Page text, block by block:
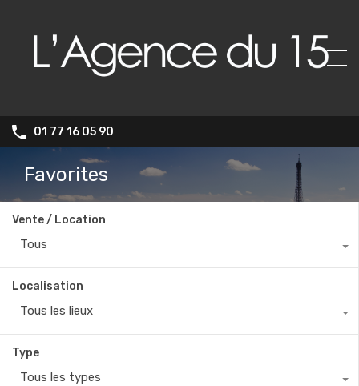
01 77 16 05 90
Favorites
Vente / Location
Tous
Localisation
Tous les lieux
Type
Tous les types